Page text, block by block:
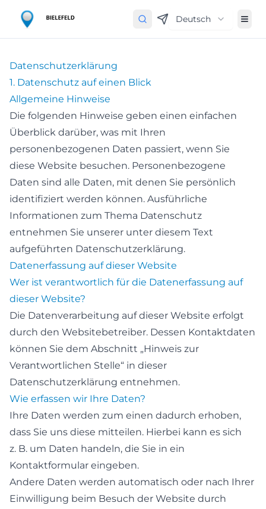
Deutsch
Datenschutz­erklärung
1. Datenschutz auf einen Blick
Allgemeine Hinweise
Die folgenden Hinweise geben einen einfachen
Überblick darüber, was mit Ihren
personenbezogenen Daten passiert, wenn Sie
diese Website besuchen. Personenbezogene
Daten sind alle Daten, mit denen Sie persönlich
identifiziert werden können. Ausführliche
Informationen zum Thema Datenschutz
entnehmen Sie unserer unter diesem Text
aufgeführten Datenschutzerklärung.
Datenerfassung auf dieser Website
Wer ist verantwortlich für die Datenerfassung auf
dieser Website?
Die Datenverarbeitung auf dieser Website erfolgt
durch den Websitebetreiber. Dessen Kontaktdaten
können Sie dem Abschnitt „Hinweis zur
Verantwortlichen Stelle“ in dieser
Datenschutzerklärung entnehmen.
Wie erfassen wir Ihre Daten?
Ihre Daten werden zum einen dadurch erhoben,
dass Sie uns diese mitteilen. Hierbei kann es sich
z. B. um Daten handeln, die Sie in ein
Kontaktformular eingeben.
Andere Daten werden automatisch oder nach Ihrer
Einwilligung beim Besuch der Website durch